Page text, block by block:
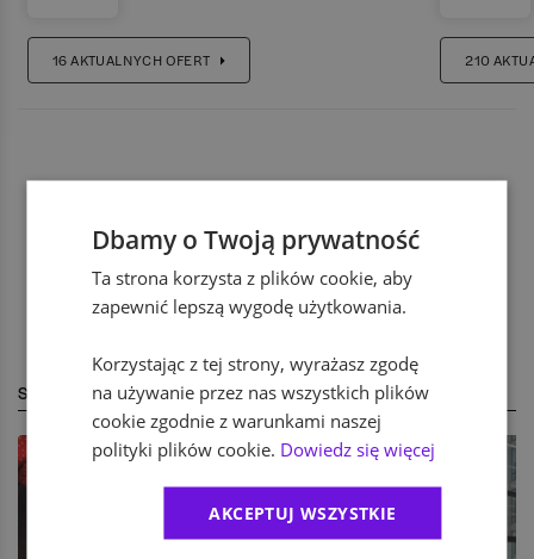
16AKTUALNYCH OFERT 210
STREFA EKSPERTA
Dbamy o Twoją prywatność
Ta strona korzysta z plików cookie, aby
zapewnić lepszą wygodę użytkowania.
Korzystając z tej strony, wyrażasz zgodę
na używanie przez nas wszystkich plików
cookie zgodnie z warunkami naszej
polityki plików cookie. Dowiedz się więcej
AKCEPTUJ WSZYSTKIE